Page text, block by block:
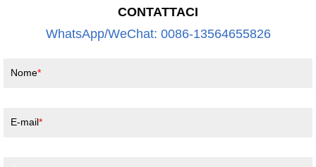
CONTATTACI
WhatsApp/WeChat: 0086-13564655826
Nome
E-mail